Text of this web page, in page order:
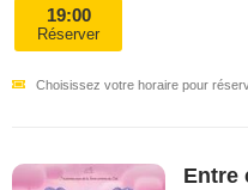
19:00
Réserver
Choisissez votre horaire pour
Entre